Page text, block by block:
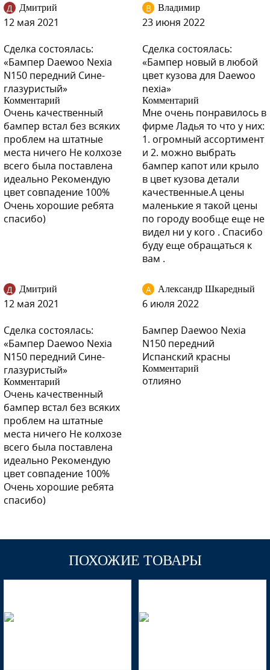
GAZ - OLYMPIC WHITE (СОЛИД)
GAZ - OLYMPIC WHITE (СОЛИД)
GAZ - OLYMPIC WHITE (СОЛИД)
GNJ - ARTEMIS GREY
GNJ - ARTEMIS GREY
GNJ - ARTEMIS GREY
GNJ - ARTEMIS GREY
GGE, 73L - SUPER RED (СОЛИД)
GGE, 73L - SUPER RED (СОЛИД)
Д Дмитрий
12 мая 2021
Сделка состоялась:
«Бампер Daewoo Nexia
N150 передний Сине-
глазуристый»
Комментарий
Очень качественный
бампер встал без всяких
проблем на штатные
места ничего Не колхозе
всего была поставлена
идеально Рекомендую
цвет совпадение 100%
Очень хорошие ребята
спасибо)
В Владимир
23 июня 2022
Сделка состоялась:
«Бампер новый в любой
цвет кузова для Daewoo
nexia»
Комментарий
Мне очень понравилось в
фирме Ладья то что у них:
1. огромный ассортимент
и 2. можно выбрать
бампер капот или крыло
в цвет кузова детали
качественные.А цены
маленькие я такой цены
по городу вообще еще не
видел ни у кого . Спасибо
буду еще обращаться к
вам .
Д Дмитрий
12 мая 2021
Сделка состоялась:
«Бампер Daewoo Nexia
N150 передний Сине-
глазуристый»
Комментарий
Очень качественный
бампер встал без всяких
проблем на штатные
места ничего Не колхозе
всего была поставлена
идеально Рекомендую
цвет совпадение 100%
Очень хорошие ребята
спасибо)
А Александр Шкаредный
6 июля 2022
Бампер Daewoo Nexia
N150 передний
Испанский красны
Комментарий
отлияно
ПОХОЖИЕ ТОВАРЫ